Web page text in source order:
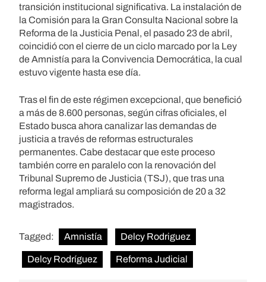
transición institucional significativa. La instalación de
la Comisión para la Gran Consulta Nacional sobre la
Reforma de la Justicia Penal, el pasado 23 de abril,
coincidió con el cierre de un ciclo marcado por la Ley
de Amnistía para la Convivencia Democrática, la cual
estuvo vigente hasta ese día.
Tras el fin de este régimen excepcional, que benefició
a más de 8.600 personas, según cifras oficiales, el
Estado busca ahora canalizar las demandas de
justicia a través de reformas estructurales
permanentes. Cabe destacar que este proceso
también corre en paralelo con la renovación del
Tribunal Supremo de Justicia (TSJ), que tras una
reforma legal ampliará su composición de 20 a 32
magistrados.
Tagged: Amnistía Delcy Rodriguez
Delcy Rodríguez Reforma Judicial